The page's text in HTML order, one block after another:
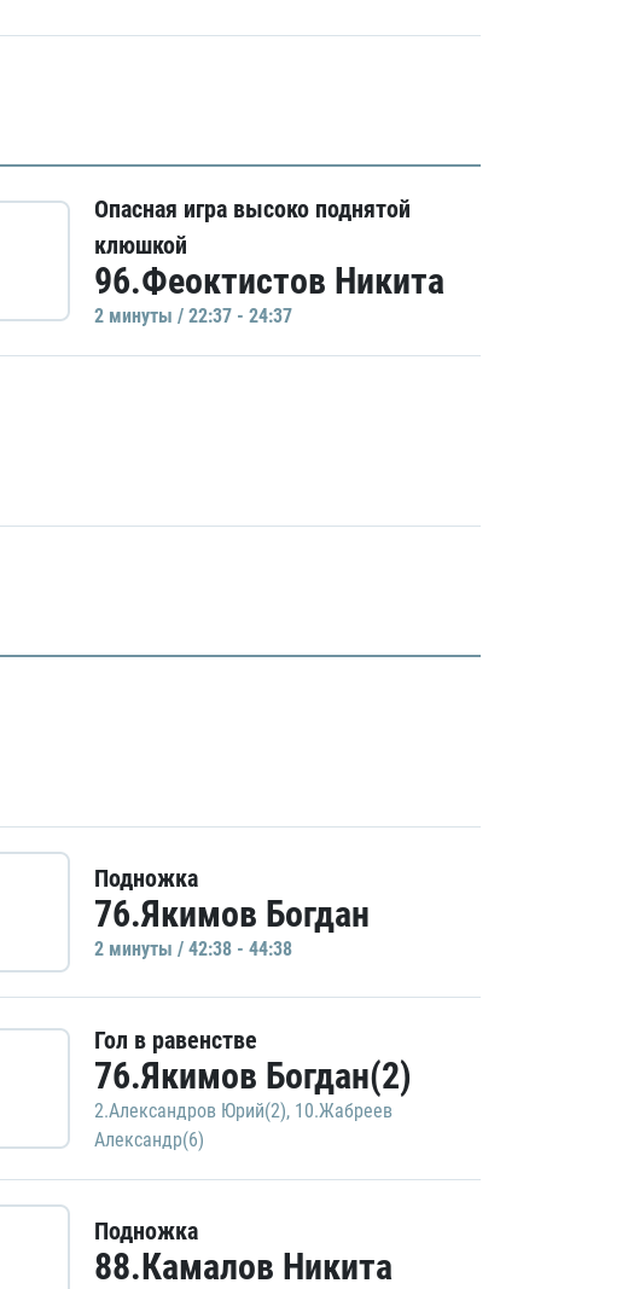
Опасная игра высоко поднятой
клюшкой
96.Феоктистов Никита
2 минуты / 22:37 - 24:37
Подножка
76.Якимов Богдан
2 минуты / 42:38 - 44:38
Гол в равенстве
76.Якимов Богдан(2)
2.Александров Юрий(2), 10.Жабреев
Александр(6)
Подножка
88.Камалов Никита